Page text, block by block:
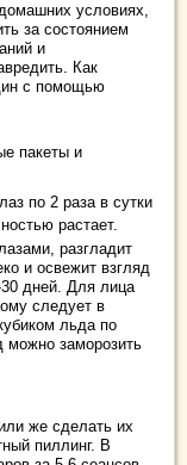
условиях,
за состоянием
и
Как
с помощью
пакеты и
по 2 раза в сутки
растает.
разгладит
и освежит взгляд
дней. Для лица
следует в
льда по
можно заморозить
же сделать их
пиллинг. В